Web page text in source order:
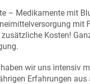
– Medikamente mit
Kosten!
wir uns intensiv
Erfahrungen aus